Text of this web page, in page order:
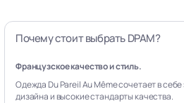
Почему стоит выбрать DPAM?
Французское качество и стиль.
Одежда Du Pareil Au Même сочетает в
дизайна и высокие стандарты качества.